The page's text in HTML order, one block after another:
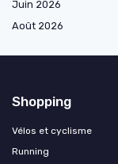
Juin 2026
Août 2026
Shopping
Vélos et cyclisme
Running